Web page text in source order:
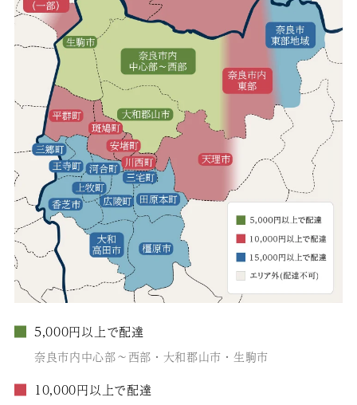
5,000円以上で配達
奈良市内中心部～西部・大和郡山市・生駒市
10,000円以上で配達